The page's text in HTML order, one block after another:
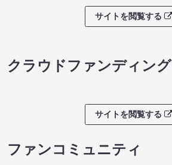
サイトを閲覧する
クラウドファンディング
サイトを閲覧する
ファンコミュニティ